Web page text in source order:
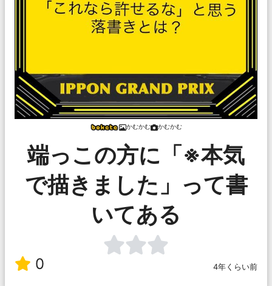
かむかむ かむかむ
端っこの方に「※本気
で描きました」って書
いてある
0 4年くらい前